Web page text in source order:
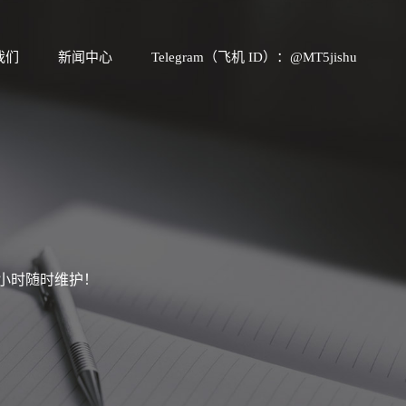
新闻中心 Telegram（飞机 ID）：@MT5jishu
时随时维护！